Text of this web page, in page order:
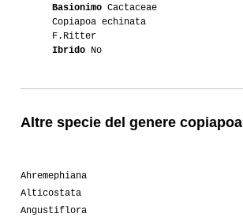
Basionimo Cactaceae
Copiapoa echinata
F.Ritter
Ibrido No
Altre specie del genere copiapoa
Ahremephiana
Alticostata
Angustiflora